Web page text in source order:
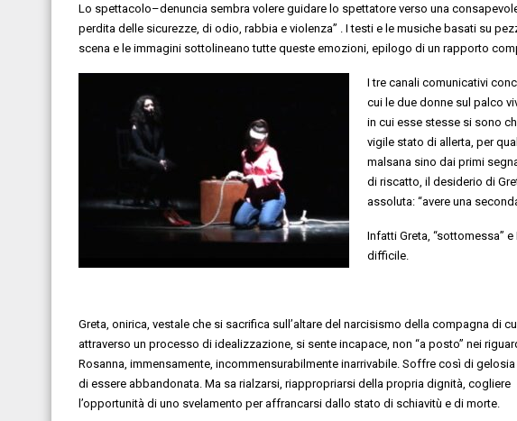
Lo spettacolo–denuncia sembra volere guidare lo spettatore verso una
perdita delle sicurezze, di odio, rabbia e violenza” . I testi e le musiche basati su
scena e le immagini sottolineano tutte queste emozioni, epilogo di un rapporto
I tre canali comunicativi
cui le due donne sul palco
in cui esse stesse si sono
vigile stato di allerta, per
malsana sino dai primi
di riscatto, il desiderio di
assoluta: “avere una
Infatti Greta, “sottomessa”
difficile.
Greta, onirica, vestale che si sacrifica sull’altare del narcisismo della compagna di
attraverso un processo di idealizzazione, si sente incapace, non “a posto” nei
Rosanna, immensamente, incommensurabilmente inarrivabile. Soffre così di gelosia
di essere abbandonata. Ma sa rialzarsi, riappropriarsi della propria dignità, cogliere
l’opportunità di uno svelamento per affrancarsi dallo stato di schiavitù e di morte.